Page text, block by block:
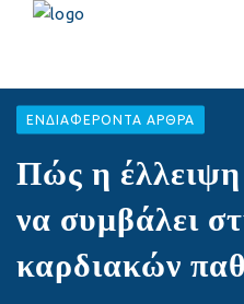
EΝΔΙΑΦΈΡΟΝΤΑ ΆΡΘΡΑ
Πώς η
να συμβάλει
καρδιακών